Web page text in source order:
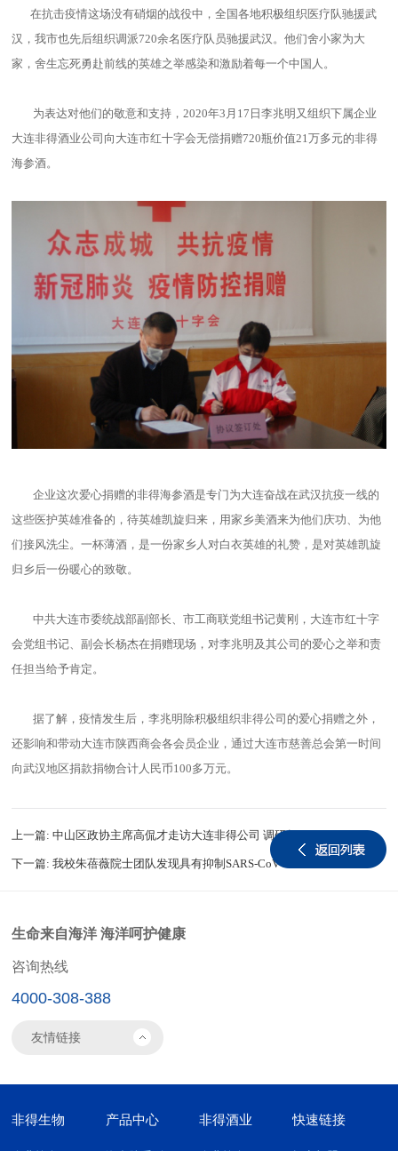
在抗击疫情这场没有硝烟的战役中，全国各地积极组织医疗队驰援武
汉，我市也先后组织调派720余名医疗队员驰援武汉。他们舍小家为大
家，舍生忘死勇赴前线的英雄之举感染和激励着每一个中国人。
为表达对他们的敬意和支持，2020年3月17日李兆明又组织下属企业
大连非得酒业公司向大连市红十字会无偿捐赠720瓶价值21万多元的非得
海参酒。
企业这次爱心捐赠的非得海参酒是专门为大连奋战在武汉抗疫一线的
这些医护英雄准备的，待英雄凯旋归来，用家乡美酒来为他们庆功、为他
们接风洗尘。一杯薄酒，是一份家乡人对白衣英雄的礼赞，是对英雄凯旋
归乡后一份暖心的致敬。
中共大连市委统战部副部长、市工商联党组书记黄刚，大连市红十字
会党组书记、副会长杨杰在捐赠现场，对李兆明及其公司的爱心之举和责
任担当给予肯定。
据了解，疫情发生后，李兆明除积极组织非得公司的爱心捐赠之外，
还影响和带动大连市陕西商会各会员企业，通过大连市慈善总会第一时间
向武汉地区捐款捐物合计人民币100多万元。
上一篇:中山区政协主席高侃才走访大连非得公司 调研复工复产和“六稳”“六保”相关情况
下一篇:我校朱蓓薇院士团队发现具有抑制SARS-CoV-2活性的海洋硫酸化多糖
生命来自海洋 海洋呵护健康
咨询热线
4000-308-388
非得生物 产品中心 非得酒业 快速链接